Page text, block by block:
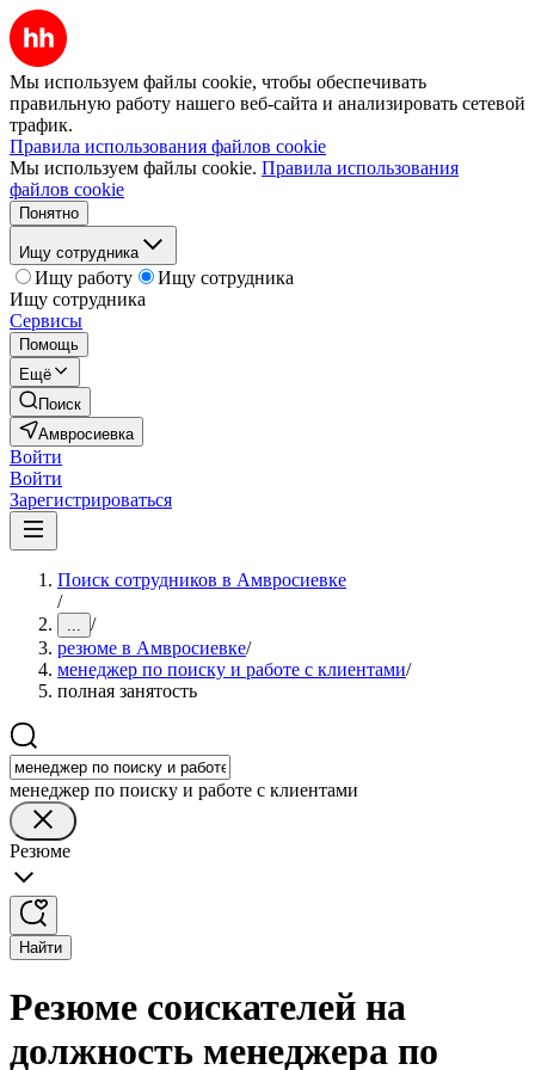
Мы используем файлы cookie, чтобы обеспечивать
правильную работу нашего веб-сайта и анализировать сетевой
трафик.
Правила использования файлов cookie
Мы используем файлы cookie. Правила использования
файлов cookie
Понятно
Ищу сотрудника
Ищу работу
Ищу сотрудника
Ищу сотрудника
Сервисы
Помощь
Ещё
Поиск
Амвросиевка
Войти
Войти
Зарегистрироваться
Поиск сотрудников в Амвросиевке
/
... /
резюме в Амвросиевке/
менеджер по поиску и работе с клиентами/
полная занятость
менеджер по поиску и работе с клиентами
Резюме
Найти
Резюме соискателей на
должность менеджера по